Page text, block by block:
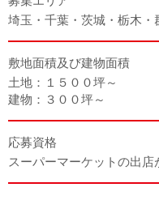
埼玉・千葉・茨城・栃木・
敷地面積及び建物面積
土地：１５００坪～
建物：３００坪～
応募資格
スーパーマーケットの出